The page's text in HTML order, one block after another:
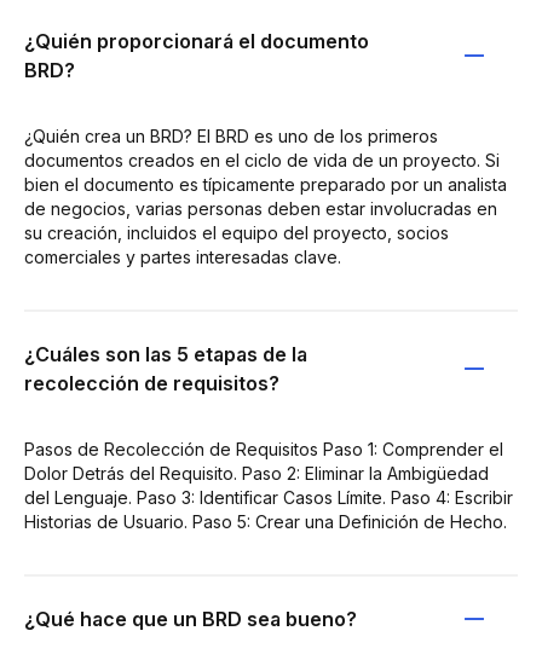
¿Quién proporcionará el documento
BRD?
¿Quién crea un BRD? El BRD es uno de los primeros
documentos creados en el ciclo de vida de un proyecto. Si
bien el documento es típicamente preparado por un analista
de negocios, varias personas deben estar involucradas en
su creación, incluidos el equipo del proyecto, socios
comerciales y partes interesadas clave.
¿Cuáles son las 5 etapas de la
recolección de requisitos?
Pasos de Recolección de Requisitos Paso 1: Comprender el
Dolor Detrás del Requisito. Paso 2: Eliminar la Ambigüedad
del Lenguaje. Paso 3: Identificar Casos Límite. Paso 4: Escribir
Historias de Usuario. Paso 5: Crear una Definición de Hecho.
¿Qué hace que un BRD sea bueno?